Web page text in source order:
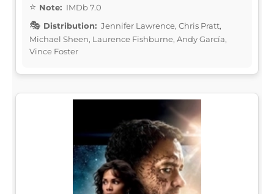
Note: IMDb 7.0
Distribution: Jennifer Lawrence, Chris Pratt,
Michael Sheen, Laurence Fishburne, Andy García,
Vince Foster